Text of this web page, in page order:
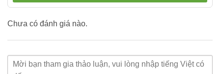
Chưa có đánh giá nào.